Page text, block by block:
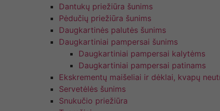
Dantukų priežiūra šunims
Pėdučių priežiūra šunims
Daugkartinės palutės šunims
Daugkartiniai pampersai šunims
Daugkartiniai pampersai kalytėms
Daugkartiniai pampersai patinams
Ekskrementų maišeliai ir dėklai, kvapų
Servetėlės šunims
Snukučio priežiūra